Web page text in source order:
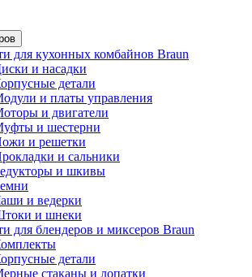
для кухонных комбайнов Braun
и насадки
детали
и платы управления
и двигатели
и шестерни
и решетки
и сальники
и шкивы
и ведерки
и шнеки
для блендеров и миксеров Braun
детали
стаканы и лопатки